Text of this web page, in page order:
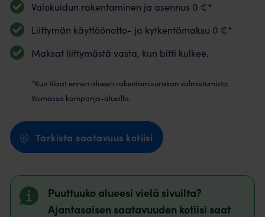
Valokuidun rakentaminen ja asennus 0 €*
Liittymän käyttöönotto- ja kytkentämaksu 0 €*
Maksat liittymästä vasta, kun bitti kulkee.
*Kun tilaat ennen alueen rakentamisurakan valmistumista.
Voimassa kampanja-alueilla.
Tarkista saatavuus kotiisi
Puuttuuko alueesi vielä sivuilta?
Ajantasaisen saatavuuden kotiisi saat